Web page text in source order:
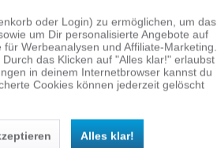
Nichtgefallen)
Aktiv
Inaktiv
oder Login) zu ermöglichen, um das
um Dir personalisierte Angebote auf
Werbeanalysen und Affiliate-Marketing.
das Klicken auf "Alles klar!" erlaubst
in deinem Internetbrowser kannst du
Cookies können jederzeit gelöscht
Alles klar!